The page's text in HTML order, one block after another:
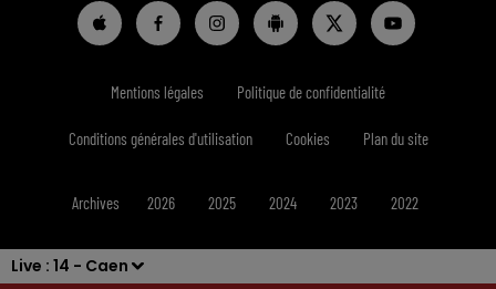
Live : 14 - Caen
Mentions légales Politique de confidentialité
Conditions générales d'utilisation Cookies Plan du site
Archives 2026 2025 2024 2023 2022